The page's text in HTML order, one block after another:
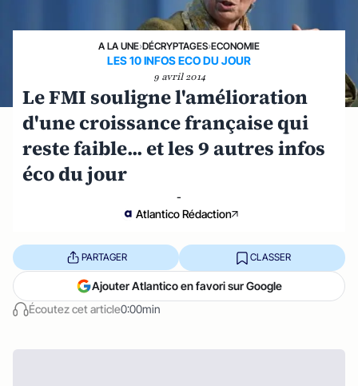
A LA UNE›DÉCRYPTAGES›ECONOMIE
LES 10 INFOS ECO DU JOUR
9 avril 2014
Le FMI souligne l'amélioration
d'une croissance française qui
reste faible... et les 9 autres infos
éco du jour
-
Atlantico Rédaction
Écoutez cet article0:00min
PARTAGER CLASSER
Ajouter Atlantico en favori sur Google